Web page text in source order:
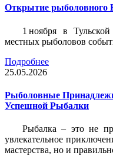
Открытие рыболовного
1 ноября в
местных рыболовов
Подробнее
25.05.2026
Рыболовные
Успешной Рыбалки
Рыбалка – это не
увлекательное
мастерства, но и